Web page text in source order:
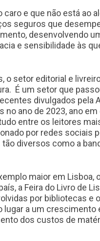
e que não está ao
seguros que
desenvolvendo
e sensibilidade às
o setor editorial e
É um setor que
divulgados pela
no ano de 2023, ano
entre os leitores
por redes sociais
diversos como a
maior em Lisboa,
a Feira do Livro de
por bibliotecas e
lugar a um
dos custos de